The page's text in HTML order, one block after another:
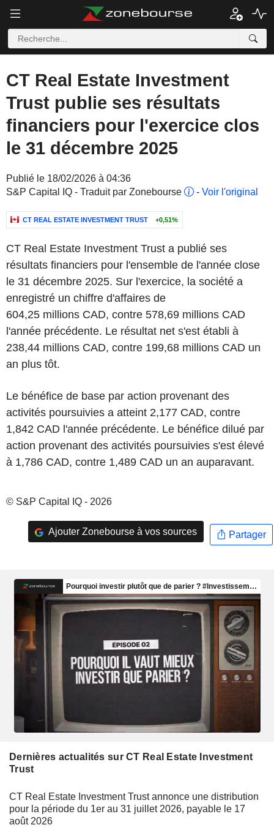
CT Real Estate Investment
Trust publie ses résultats
financiers pour l'exercice clos
le 31 décembre 2025
Publié le 18/02/2026 à 04:36
S&P Capital IQ - Traduit par Zonebourse
- Voir l'original
CT REAL ESTATE INVESTMENT TRUST +0,51%
CT Real Estate Investment Trust a publié ses
résultats financiers pour l'ensemble de l'année close
le 31 décembre 2025. Sur l'exercice, la société a
enregistré un chiffre d'affaires de
604,25 millions CAD, contre 578,69 millions CAD
l'année précédente. Le résultat net s'est établi à
238,44 millions CAD, contre 199,68 millions CAD un
an plus tôt.
Le bénéfice de base par action provenant des
activités poursuivies a atteint 2,177 CAD, contre
1,842 CAD l'année précédente. Le bénéfice dilué par
action provenant des activités poursuivies s'est élevé
à 1,786 CAD, contre 1,489 CAD un an auparavant.
© S&P Capital IQ - 2026
Ajouter Zonebourse à vos sources Partager
Dernières actualités sur CT Real Estate Investment
Trust
CT Real Estate Investment Trust annonce une distribution
pour la période du 1er au 31 juillet 2026, payable le 17
août 2026